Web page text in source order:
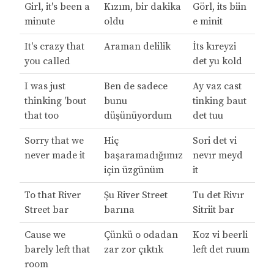
Girl, it's been a
minute
Kızım, bir dakika
oldu
Görl, its biin
e minit
It's crazy that
you called
Araman delilik
İts kıreyzi
det yu kold
I was just
thinking 'bout
that too
Ben de sadece
bunu
düşünüyordum
Ay vaz cast
tinking baut
det tuu
Sorry that we
never made it
Hiç
başaramadığımız
için üzgünüm
Sori det vi
nevır meyd
it
To that River
Street bar
Şu River Street
barına
Tu det Rivır
Sitriit bar
Cause we
barely left that
room
Çünkü o odadan
zar zor çıktık
Koz vi beerli
left det ruum